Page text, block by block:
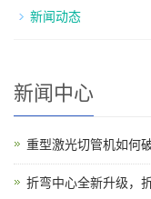
新闻动态
新闻中心
重型激光切管机如何
折弯中心全新升级，